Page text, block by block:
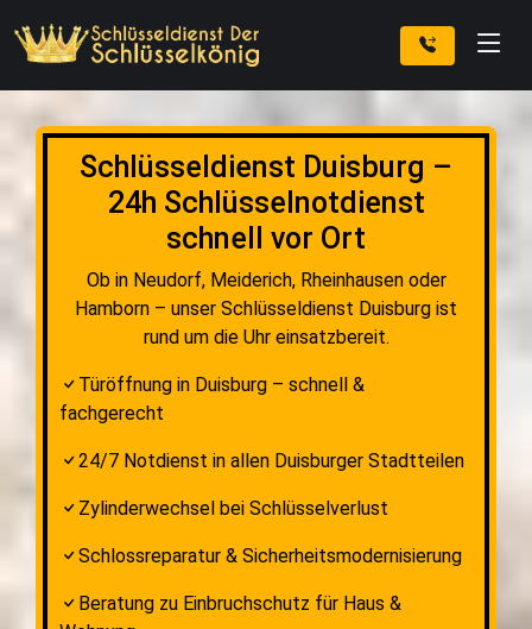
Schlüsseldienst Duisburg –
24h Schlüsselnotdienst
schnell vor Ort
Ob in Neudorf, Meiderich, Rheinhausen oder
Hamborn – unser Schlüsseldienst Duisburg ist
rund um die Uhr einsatzbereit.
Türöffnung in Duisburg – schnell &
fachgerecht
24/7 Notdienst in allen Duisburger Stadtteilen
Zylinderwechsel bei Schlüsselverlust
Schlossreparatur & Sicherheitsmodernisierung
Beratung zu Einbruchschutz für Haus &